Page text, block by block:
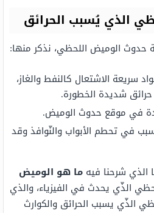
الذي يُسبب الحرائق
حدوث الوميض اللحظي، نذكر منها:
سريعة الاشتعال كالنفط والغاز،
شديدة الخطورة.
في موقع حدوث الوميض.
في تحطم الأبواب والنّوافذ وقد
الذي شرحنا فيه ما هو الوميض
الذّي يحدث في الفيزياء، والذي
الذّي يسبب الحرائق والكوارث